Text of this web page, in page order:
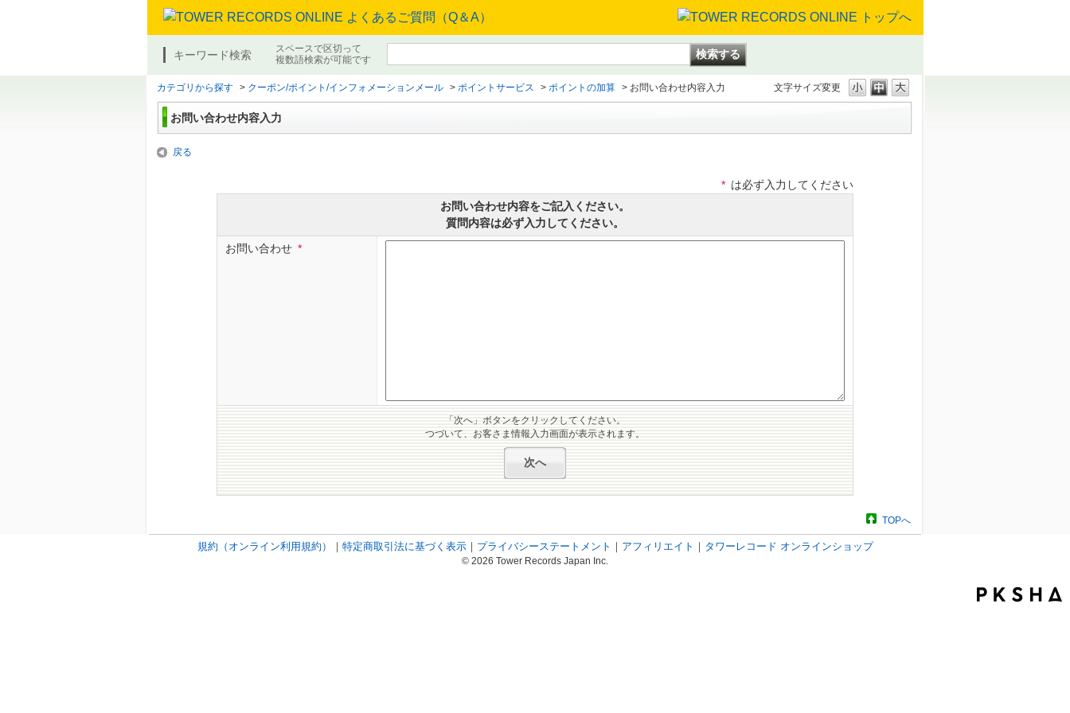
キーワード検索
スペースで区切って
複数語検索が可能です
文字サイズ変更
カテゴリから探す > クーポン/ポイント/インフォメーションメール > ポイントサービス > ポイントの加算 > お問い合わせ内容入力
お問い合わせ内容入力
戻る
* は必ず入力してください
お問い合わせ内容をご記入ください。
質問内容は必ず入力してください。
お問い合わせ *
「次へ」ボタンをクリックしてください。
つづいて、お客さま情報入力画面が表示されます。
TOPへ
規約（オンライン利用規約） ｜ 特定商取引法に基づく表示｜ プライバシーステートメント ｜ アフィリエイト ｜ タワーレコード オンラインショップ
© 2026 Tower Records Japan Inc.